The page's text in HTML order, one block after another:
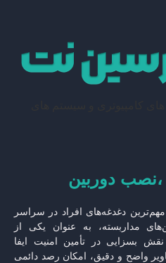
،نصب دوربین
دغدغه‌های افراد در سراسر
مداربسته، به عنوان یکی از
نقش بسزایی در تأمین امنیت ایفا
واضح و دقیق، امکان رصد دائمی